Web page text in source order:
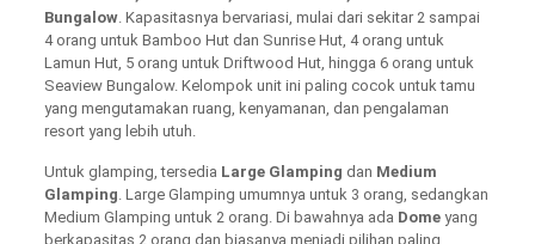
Bungalow. Kapasitasnya bervariasi, mulai dari sekitar 2 sampai
4 orang untuk Bamboo Hut dan Sunrise Hut, 4 orang untuk
Lamun Hut, 5 orang untuk Driftwood Hut, hingga 6 orang untuk
Seaview Bungalow. Kelompok unit ini paling cocok untuk tamu
yang mengutamakan ruang, kenyamanan, dan pengalaman
resort yang lebih utuh.
Untuk glamping, tersedia Large Glamping dan Medium
Glamping . Large Glamping umumnya untuk 3 orang, sedangkan
Medium Glamping untuk 2 orang. Di bawahnya ada Domeyang
berkapasitas 2 orang dan biasanya menjadi pilihan paling